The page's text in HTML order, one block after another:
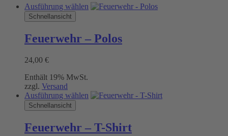
Ausführung wählen Dieses
mehrere
Varianten
der
werden
Schnellansicht
Feuerwehr – Polos
24,00 €
Enthält 19% MwSt.
zzgl. Versand
Ausführung wählen Dieses
mehrere
Varianten
Schnellansicht
Feuerwehr – T-Shirt